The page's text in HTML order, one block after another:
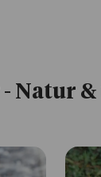
- Natur